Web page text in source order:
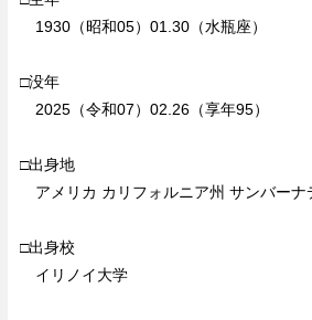
1930（昭和05）01.30（水瓶座）
□没年
2025（令和07）02.26（享年95）
□出身地
アメリカ カリフォルニア州 サンバーナ
□出身校
イリノイ大学